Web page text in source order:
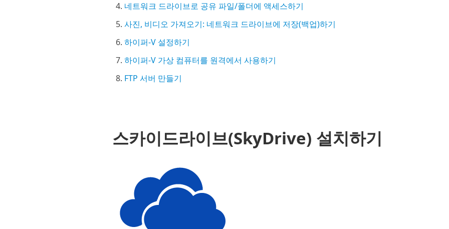
네트워크 드라이브로 공유 파일/폴더에 액세스하기
사진, 비디오 가져오기: 네트워크 드라이브에 저장(백업)하기
하이퍼-V 설정하기
하이퍼-V 가상 컴퓨터를 원격에서 사용하기
FTP 서버 만들기
스카이드라이브(SkyDrive) 설치하기